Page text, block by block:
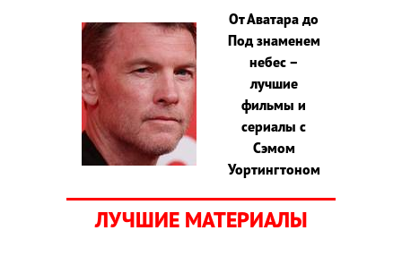
От Аватара до
Под знаменем
небес –
лучшие
фильмы и
сериалы с
Сэмом
Уортингтоном
ЛУЧШИЕ МАТЕРИАЛЫ